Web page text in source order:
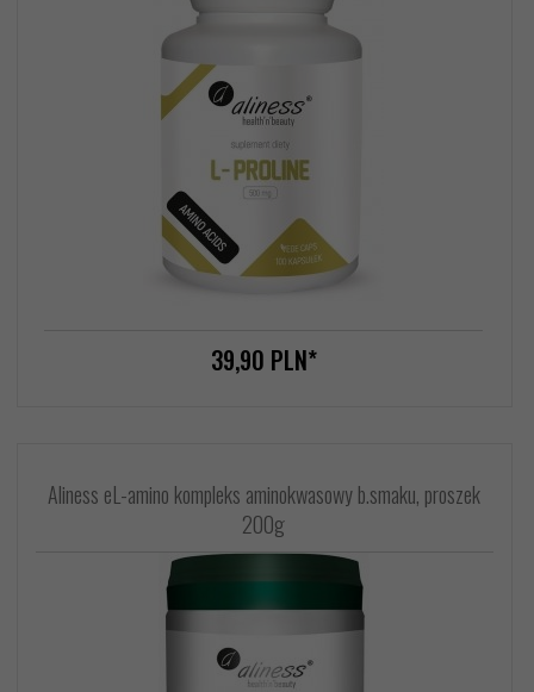
39,90 PLN*
Aliness eL-amino kompleks aminokwasowy b.smaku, proszek
200g